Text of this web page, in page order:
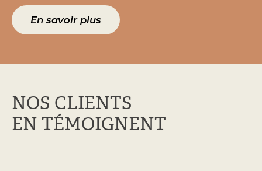
En savoir plus
NOS CLIENTS
EN TÉMOIGNENT